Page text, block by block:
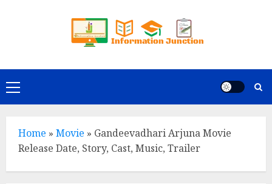
Primary
Menu
Home » Movie » Gandeevadhari Arjuna Movie
Release Date, Story, Cast, Music, Trailer